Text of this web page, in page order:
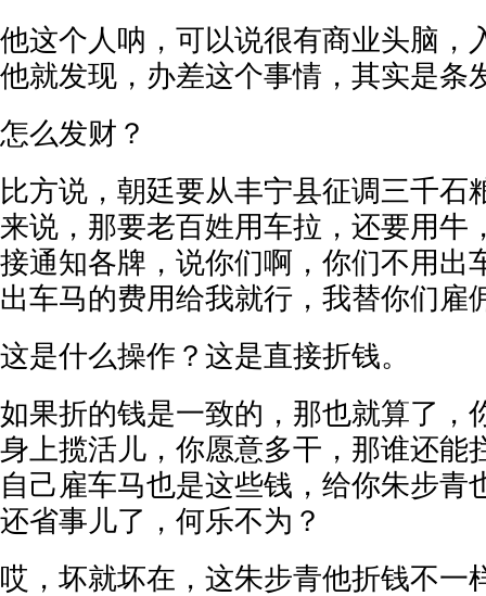
他这个人呐，可以说很有商业头脑，
他就发现，办差这个事情，其实是条
怎么发财？
比方说，朝廷要从丰宁县征调三千石
来说，那要老百姓用车拉，还要用牛
接通知各牌，说你们啊，你们不用出
出车马的费用给我就行，我替你们雇
这是什么操作？这是直接折钱。
如果折的钱是一致的，那也就算了，
身上揽活儿，你愿意多干，那谁还能
自己雇车马也是这些钱，给你朱步青
还省事儿了，何乐不为？
哎，坏就坏在，这朱步青他折钱不一